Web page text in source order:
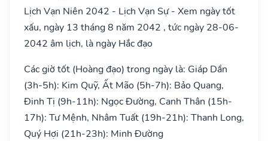
Lịch Vạn Niên 2042 - Lịch Vạn Sự - Xem ngày tốt
xấu, ngày 13 tháng 8 năm 2042 , tức ngày 28-06-
2042 âm lịch, là ngày Hắc đạo
Các giờ tốt (Hoàng đạo) trong ngày là: Giáp Dần
(3h-5h): Kim Quỹ, Ất Mão (5h-7h): Bảo Quang,
Đinh Tị (9h-11h): Ngọc Đường, Canh Thân (15h-
17h): Tư Mệnh, Nhâm Tuất (19h-21h): Thanh Long,
Quý Hợi (21h-23h): Minh Đường